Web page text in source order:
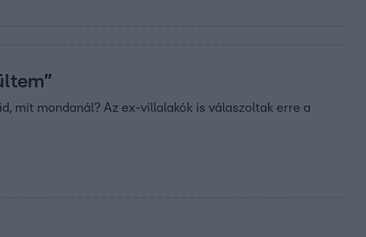
mit mondanál? Az ex-villalakók is válaszoltak erre a